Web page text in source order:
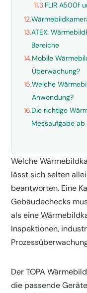
11.3.FLIR A500f
12.
13.ATEX:
Bereiche
14.Mobile
Überwachung?
15.Welche
Anwendung?
16.Die richtige
Messaufgabe ab
Welche
lässt sich selten
beantworten. Eine
Gebäudechecks
als eine
Inspektionen,
Der TOPA
die passende